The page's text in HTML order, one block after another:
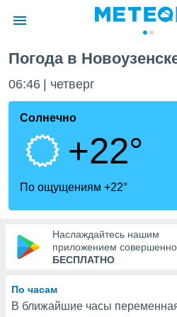
о
Вы можете
к этому
доступ
Погода в
06:46 четверг
Солнечно
+22°
По ощущениям +22°
Наслаждайтесь нашим
приложением совершенно
БЕСПЛАТНО
По часам
В ближайшие часы